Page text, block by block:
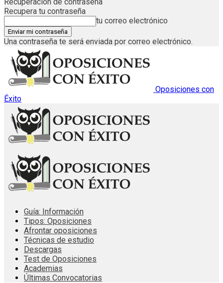
Recupera tu contraseña
tu correo electrónico
Una contraseña te será enviada por correo electrónico.
Oposiciones con
Éxito
Guía: Información
Tipos: Oposiciones
Afrontar oposiciones
Técnicas de estudio
Descargas
Test de Oposiciones
Academias
Últimas Convocatorias